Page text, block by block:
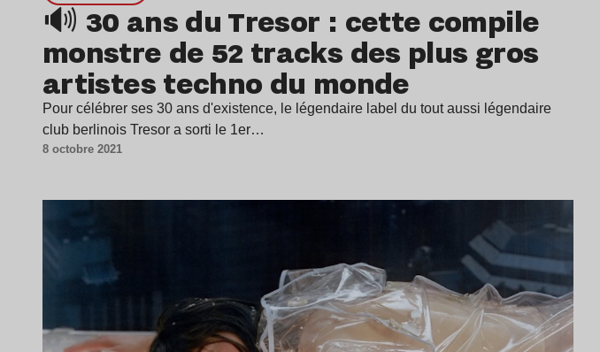
🔊 30 ans du Tresor : cette compile
monstre de 52 tracks des plus gros
artistes techno du monde
Pour célébrer ses 30 ans d'existence, le légendaire label du tout aussi légendaire
club berlinois Tresor a sorti le 1er…
8 octobre 2021